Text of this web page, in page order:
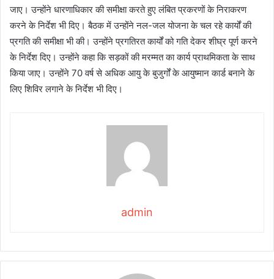
जाए। उन्होंने धारणाधिकार की समीक्षा करते हुए लंबित प्रकरणों के निराकरण
करने के निर्देश भी दिए। बैठक में उन्होंने नल-जल योजना के चल रहे कार्यों की
प्रगति की समीक्षा भी की। उन्होंने प्रगतिरत कार्यों को गति देकर शीघ्र पूर्ण करने
के निर्देश दिए। उन्होंने कहा कि सड़कों की मरम्मत का कार्य प्राथमिकता के साथ
किया जाए। उन्होंने 70 वर्ष से अधिक आयु के बुजुर्गों के आयुष्मान कार्ड बनाने के
लिए शिविर लगाने के निर्देश भी दिए।
admin